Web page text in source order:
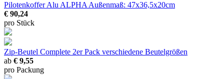
Pilotenkoffer Alu ALPHA Außenmaß: 47x36,5x20cm
€ 90,24
pro Stück
Zip-Beutel Complete 2er Pack verschiedene Beutelgrößen
ab € 9,55
pro Packung